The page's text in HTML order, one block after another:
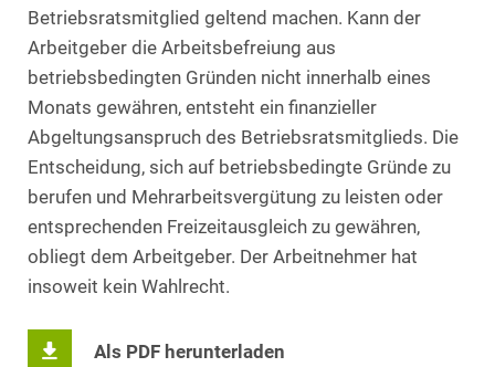
Betriebsratsmitglied geltend machen. Kann der
Arbeitgeber die Arbeitsbefreiung aus
betriebsbedingten Gründen nicht innerhalb eines
Monats gewähren, entsteht ein finanzieller
Abgeltungsanspruch des Betriebsratsmitglieds. Die
Entscheidung, sich auf betriebsbedingte Gründe zu
berufen und Mehrarbeitsvergütung zu leisten oder
entsprechenden Freizeitausgleich zu gewähren,
obliegt dem Arbeitgeber. Der Arbeitnehmer hat
insoweit kein Wahlrecht.
Als PDF herunterladen